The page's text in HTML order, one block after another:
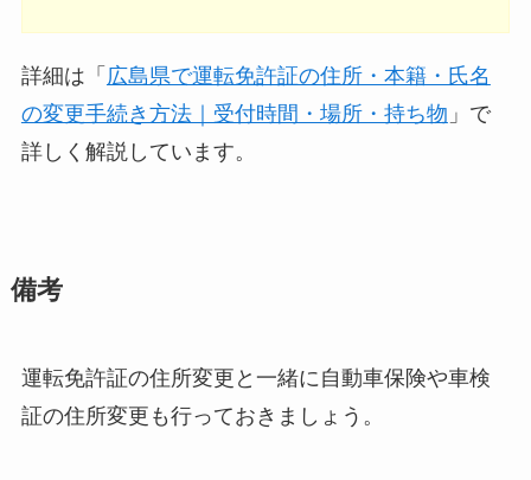
詳細は「 広島県で運転免許証の住所・本籍・氏名
の変更手続き方法｜受付時間・場所・持ち物 」で
詳しく解説しています。
備考
運転免許証の住所変更と一緒に自動車保険や車検
証の住所変更も行っておきましょう。